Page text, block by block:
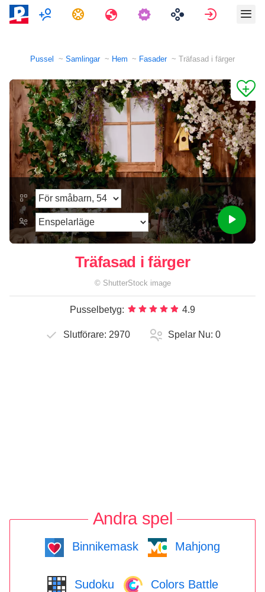
MultiplayerUppgifter Resor Logga in
Pussel Samlingar Hem Fasader Träfasad i färger
Träfasad i färger
© ShutterStock image
Pusselbetyg: 4.9
Slutförare: 2970 Spelar Nu: 0
Andra spel
Binnikemask Mahjong
Sudoku Colors Battle